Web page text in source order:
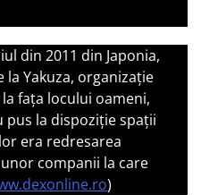
din 2011 din Japonia,
Yakuza, organizație
fața locului oameni,
pus la dispoziție spații
era redresarea
companii la care
)